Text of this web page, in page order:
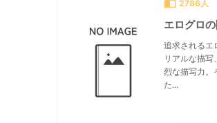
import_contacts 2786人
エログロ
追求されるエ
リアルな描
烈な描写力。
た...